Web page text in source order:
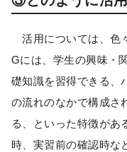
活用については、色
Gには、学生の興味・
礎知識を習得できる、
の流れのなかで構成さ
る、といった特徴があ
時、実習前の確認時な